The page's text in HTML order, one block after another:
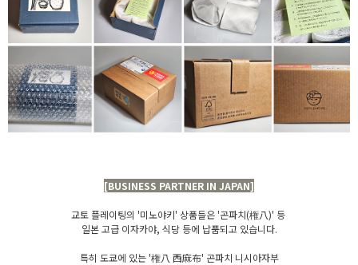
[BUSINESS PARTNER IN JAPAN]
교토 플레이팅의 '미노야키' 상품들은 '곤파치(権八)' 등
일본 고급 이자카야, 식당 등에 납품되고 있습니다.
특히 도쿄에 있는 '権八 西麻布' 곤파치 니시아자부